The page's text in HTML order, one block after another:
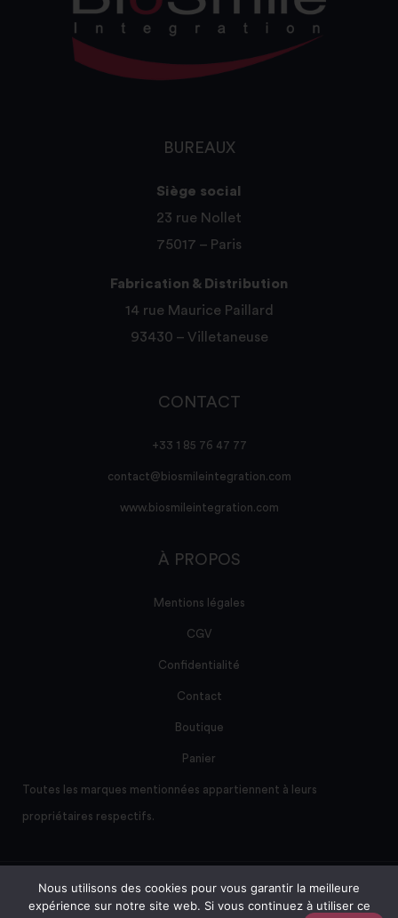
BUREAUX
Siège social
23 rue Nollet
75017 – Paris
Fabrication & Distribution
14 rue Maurice Paillard
93430 – Villetaneuse
CONTACT
+33 1 85 76 47 77
contact@biosmileintegration.com
www.biosmileintegration.com
À PROPOS
Mentions légales
CGV
Confidentialité
Contact
Boutique
Panier
Toutes les marques mentionnées appartiennent à leurs
propriétaires respectifs.
Site créé et maintenu par AD/sum
Nous utilisons des cookies pour vous garantir la meilleure
expérience sur notre site web. Si vous continuez à utiliser ce